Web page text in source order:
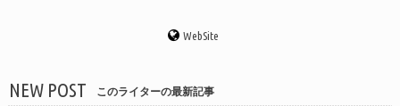
WebSite
NEW POST このライターの最新記事